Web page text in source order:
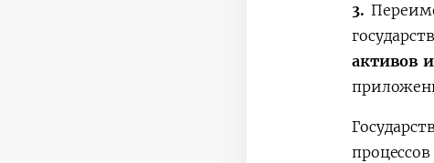
3.
активов